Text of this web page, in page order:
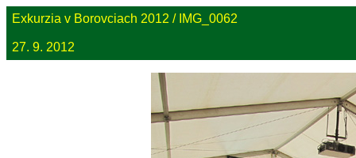
Exkurzia v Borovciach 2012 / IMG_0062
27. 9. 2012